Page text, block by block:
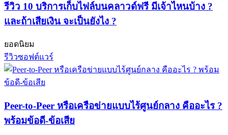
รีวิว 10 บริการเก็บไฟล์บนคลาวด์ฟรี มีเจ้าไหนบ้าง ?
และถ้าเสียเงิน จะเป็นยังไง ?
ยอดนิยม
รีวิวซอฟต์แวร์
Peer-to-Peer หรือเครือข่ายแบบไร้ศูนย์กลาง คืออะไร ?
พร้อมข้อดี-ข้อเสีย